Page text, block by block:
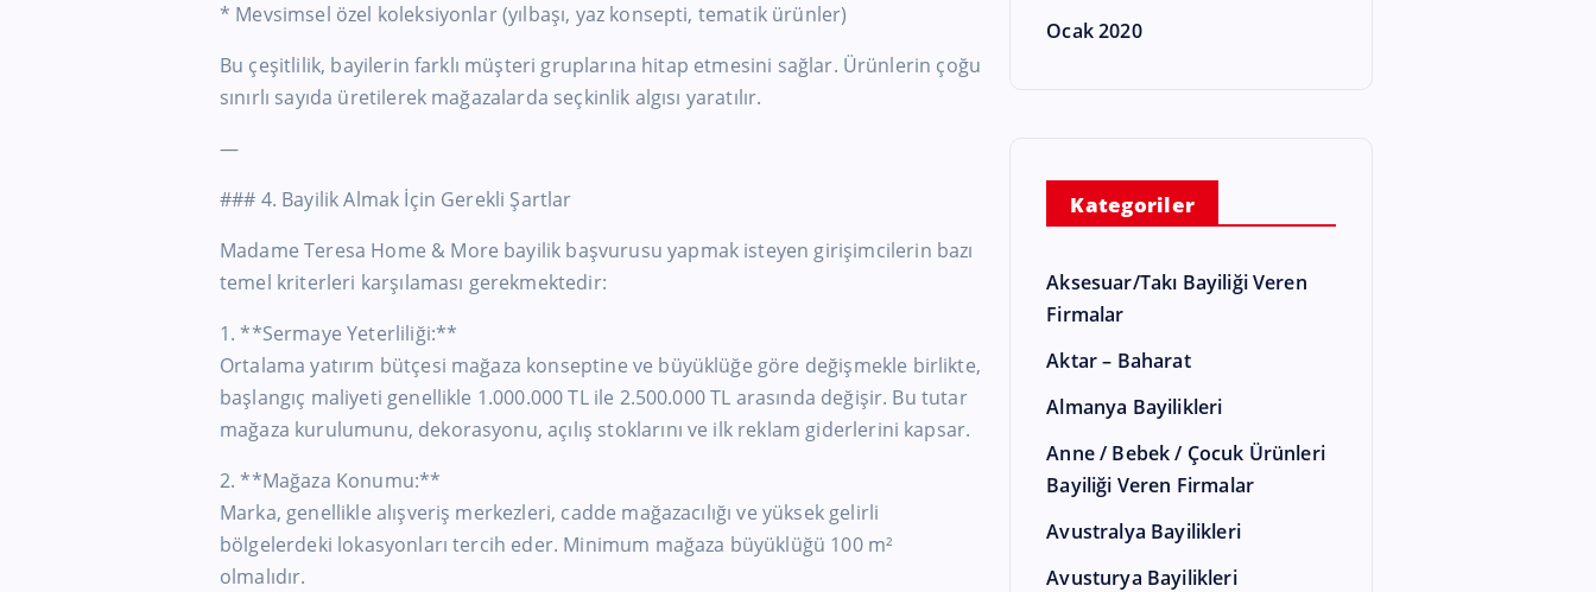
* Mevsimsel özel koleksiyonlar (yılbaşı, yaz konsepti, tematik ürünler)
Bu çeşitlilik, bayilerin farklı müşteri gruplarına hitap etmesini sağlar. Ürünlerin çoğu
sınırlı sayıda üretilerek mağazalarda seçkinlik algısı yaratılır.
—
### 4. Bayilik Almak İçin Gerekli Şartlar
Madame Teresa Home & More bayilik başvurusu yapmak isteyen girişimcilerin bazı
temel kriterleri karşılaması gerekmektedir:
1. **Sermaye Yeterliliği:**
Ortalama yatırım bütçesi mağaza konseptine ve büyüklüğe göre değişmekle birlikte,
başlangıç maliyeti genellikle 1.000.000 TL ile 2.500.000 TL arasında değişir. Bu tutar
mağaza kurulumunu, dekorasyonu, açılış stoklarını ve ilk reklam giderlerini kapsar.
2. **Mağaza Konumu:**
Marka, genellikle alışveriş merkezleri, cadde mağazacılığı ve yüksek gelirli
bölgelerdeki lokasyonları tercih eder. Minimum mağaza büyüklüğü 100 m²
olmalıdır.
Ocak 2020
Kategoriler
Aksesuar/Takı Bayiliği Veren
Firmalar
Aktar – Baharat
Almanya Bayilikleri
Anne / Bebek / Çocuk Ürünleri
Bayiliği Veren Firmalar
Avustralya Bayilikleri
Avusturya Bayilikleri